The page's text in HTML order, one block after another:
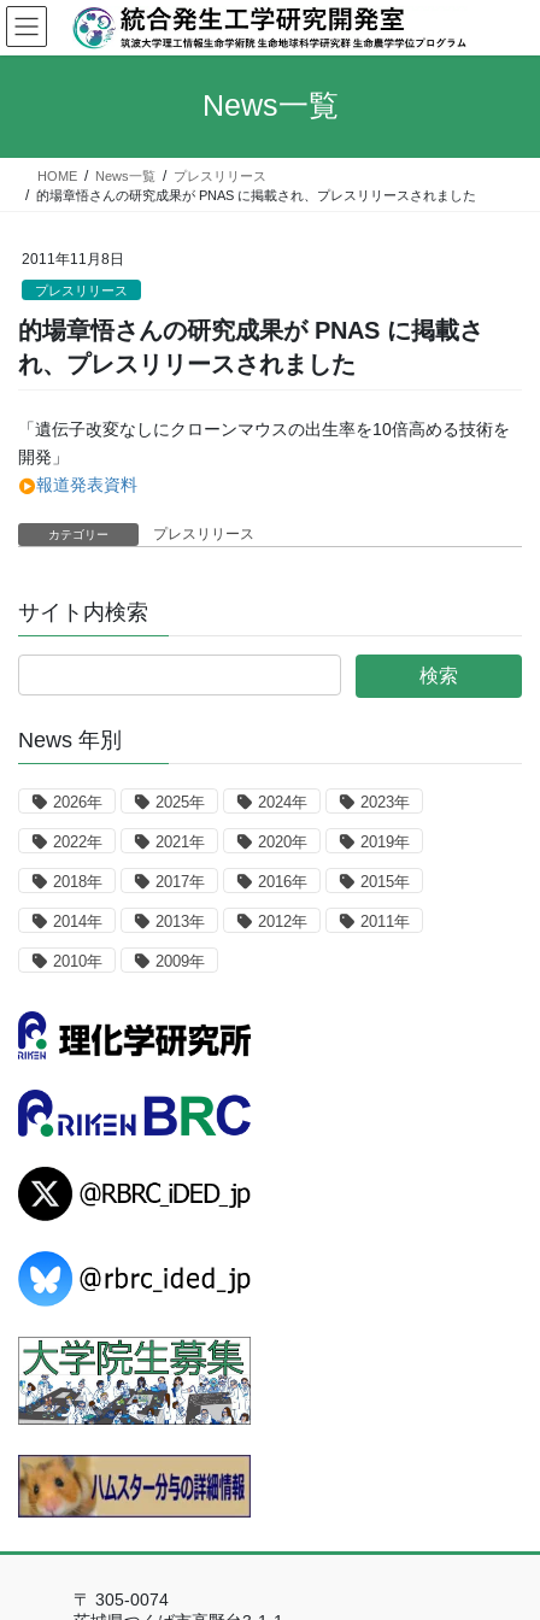
コ
ン
テ
ス
ナ
ビ
ゲ
ン
News一覧
HOME News一覧
プレスリリース
的場章悟さんの研究成果が PNAS に掲載され、プレスリリースされました
2011年11月8日
プレスリリース
的場章悟さんの研究成果が PNAS に掲載さ
れ、プレスリリースされました
「遺伝子改変なしにクローンマウスの出生率を10倍高める技術を
開発」
報道発表資料
カテゴリー プレスリリース
サイト内検索
News 年別
2026年 2025年 2024年 2023年
2022年 2021年 2020年 2019年
2018年 2017年 2016年 2015年
2014年 2013年 2012年 2011年
2010年 2009年
〒 305-0074